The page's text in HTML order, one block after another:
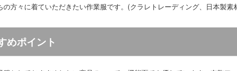
の方々に着ていただきたい作業服です。(クラレトレーディング、日本製素
めポイント